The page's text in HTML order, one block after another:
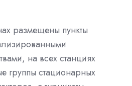
размещены пункты
на всех станциях
группы стационарных